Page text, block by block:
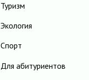
Туризм
Экология
Спорт
Для абитуриентов